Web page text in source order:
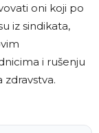
oni koji po
iz sindikata,
i rušenju